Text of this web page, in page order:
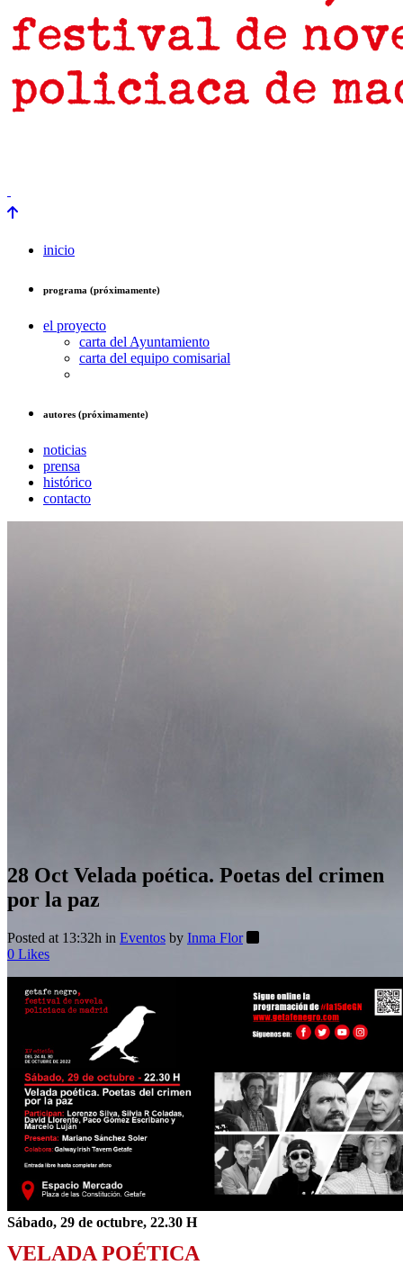
inicio
programa (próximamente)
el proyecto
carta del Ayuntamiento
carta del equipo comisarial
autores (próximamente)
noticias
prensa
histórico
contacto
28 Oct Velada poética. Poetas del crimen
por la paz
Posted at 13:32h in Eventos by Inma Flor
0 Likes
Sábado, 29 de octubre, 22.30 H
VELADA POÉTICA